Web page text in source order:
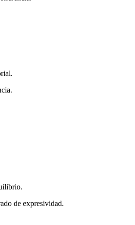
de expresividad.